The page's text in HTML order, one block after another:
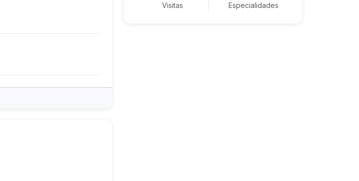
Visitas Especialidades